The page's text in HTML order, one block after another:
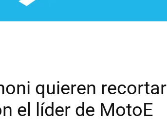
quieren recortar
el líder de MotoE